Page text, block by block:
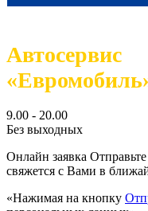
Автосервис
9.00 - 20.00
Без выходных
Онлайн заявка
свяжется с Вами в
«Нажимая на кнопку